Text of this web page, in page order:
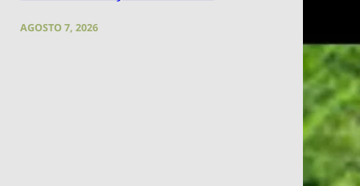
AGOSTO 7, 2026